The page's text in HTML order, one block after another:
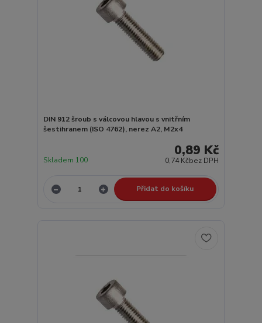
DIN 912 šroub s válcovou hlavou s vnitřním
šestihranem (ISO 4762), nerez A2, M2x4
0,89 Kč
0,74 Kčbez DPH
Skladem 100
Přidat do košíku